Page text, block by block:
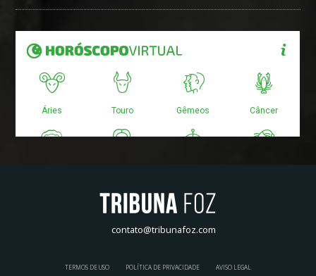
contato@tribunafoz.com
TERMOS DE USO POLÍTICA DE PRIVACIDADE AVISO LEGAL